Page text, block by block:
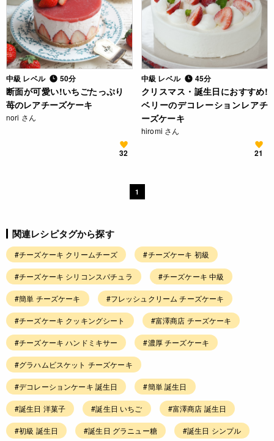
中級 レベル 50分
断面が可愛い!いちごたっぷり
苺のレアチーズケーキ
nori さん
32
中級 レベル 45分
クリスマス・誕生日におすすめ!
ベリーのデコレーションレアチ
ーズケーキ
hiromi さん
21
1
関連レシピタグから探す
#チーズケーキ クリームチーズ #チーズケーキ 初級
#チーズケーキ シリコンスパチュラ #チーズケーキ 中級
#簡単 チーズケーキ #フレッシュクリーム チーズケーキ
#チーズケーキ クッキングシート #富澤商店 チーズケーキ
#チーズケーキ ハンドミキサー #濃厚 チーズケーキ
#グラハムビスケット チーズケーキ
#デコレーションケーキ 誕生日 #簡単 誕生日
#誕生日 洋菓子 #誕生日 いちご #富澤商店 誕生日
#初級 誕生日 #誕生日 グラニュー糖 #誕生日 シンプル